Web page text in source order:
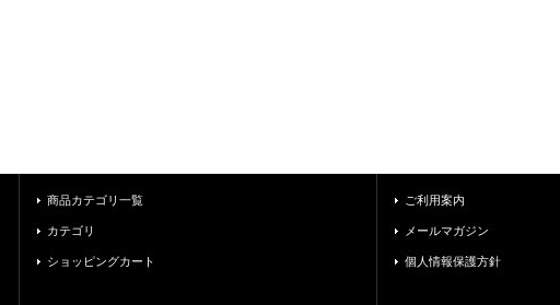
商品カテゴリ一覧
カテゴリ
ショッピングカート
ご利用案内
メールマガジン
個人情報保護方針